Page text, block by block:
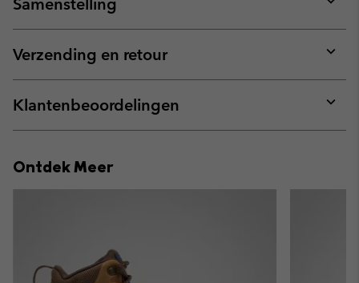
Samenstelling
or
Verzending en retour
or
Klantenbeoordelingen
or
Ontdek Meer